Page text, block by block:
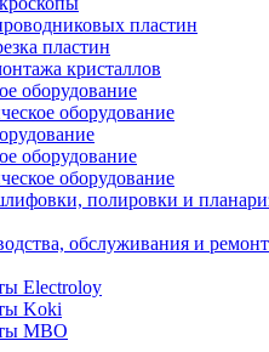
пластин
пластин
кристаллов
оборудование
оборудование
оборудование
оборудование
полировки и
обслуживания и
Electroloy
Koki
MBO